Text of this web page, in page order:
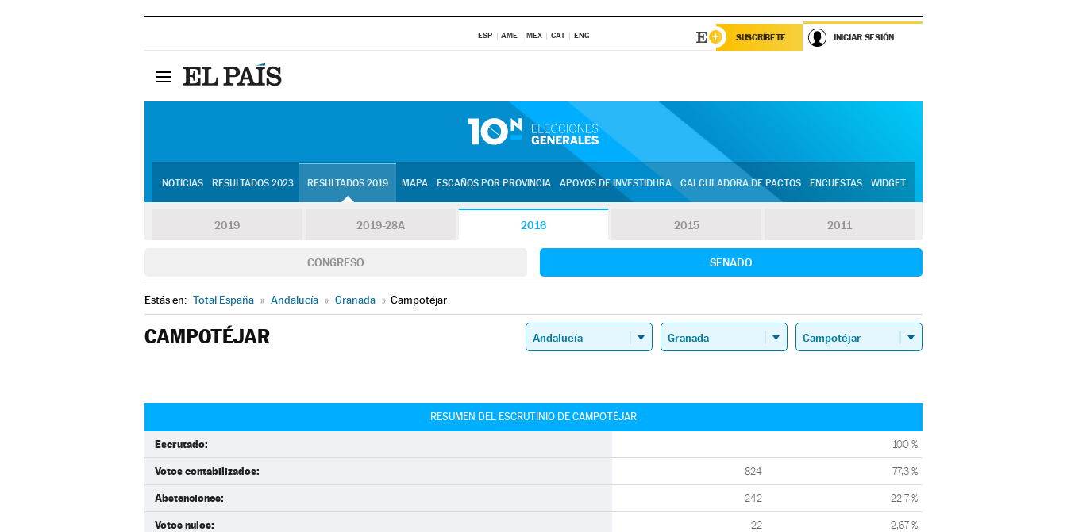
ESP AME MEX CAT ENG SUSCRÍBETE INICIAR SESIÓN
NOTICIAS RESULTADOS 2023 RESULTADOS 2019 MAPA ESCAÑOS POR PROVINCIA APOYOS DE INVESTIDURA CALCULADORA DE PACTOS ENCUESTAS WIDGET
2019 2019-28A 2016 2015 2011
CONGRESO SENADO
Estás en: Total España » Andalucía » Granada » Campotéjar
CAMPOTÉJAR
RESUMEN DEL ESCRUTINIO DE CAMPOTÉJAR
Escrutado: 100 %
Votos contabilizados: 824 77,3 %
Abstenciones: 242 22,7 %
Votos nulos: 22 2,67 %